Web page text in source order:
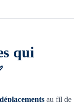
qui
au fil de